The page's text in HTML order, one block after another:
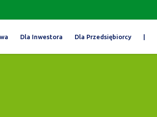
Dla Inwestora Dla Przedsiębiorcy |